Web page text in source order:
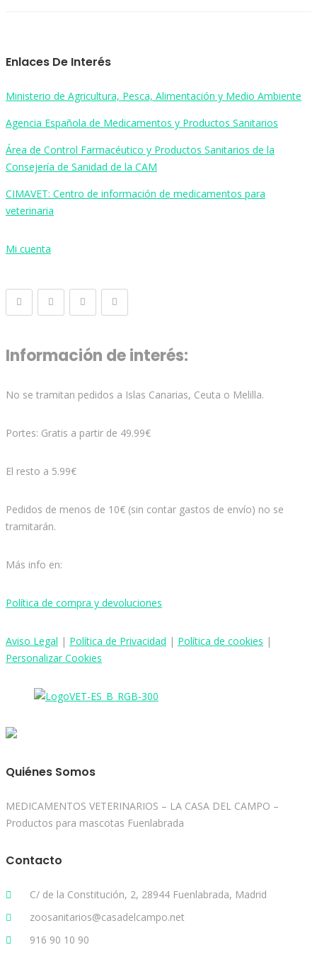
Enlaces De Interés
Ministerio de Agricultura, Pesca, Alimentación y Medio Ambiente
Agencia Española de Medicamentos y Productos Sanitarios
Área de Control Farmacéutico y Productos Sanitarios de la
Consejería de Sanidad de la CAM
CIMAVET: Centro de información de medicamentos para
veterinaria
Mi cuenta
Información de interés:
No se tramitan pedidos a Islas Canarias, Ceuta o Melilla.
Portes: Gratis a partir de 49.99€
El resto a 5.99€
Pedidos de menos de 10€ (sin contar gastos de envío) no se
tramitarán.
Más info en:
Política de compra y devoluciones
Aviso Legal | Política de Privacidad | Política de cookies |
Personalizar Cookies
Quiénes Somos
MEDICAMENTOS VETERINARIOS – LA CASA DEL CAMPO –
Productos para mascotas Fuenlabrada
Contacto
C/ de la Constitución, 2, 28944 Fuenlabrada, Madrid
zoosanitarios@casadelcampo.net
916 90 10 90